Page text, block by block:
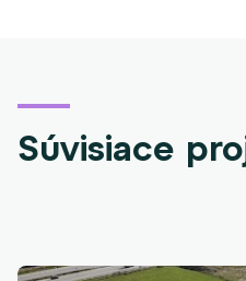
Súvisiace